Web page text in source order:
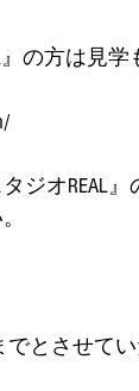
』の方は見
ジオREAL
とさせて